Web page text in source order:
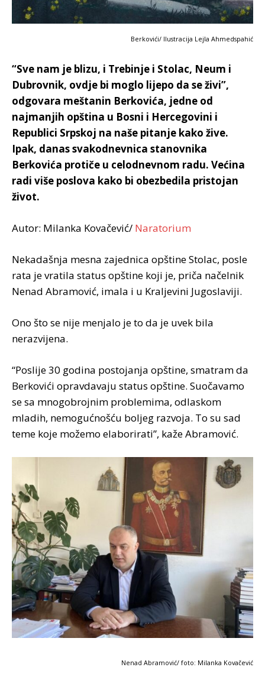
Berkovići/ Ilustracija Lejla Ahmedspahić
“Sve nam je blizu, i Trebinje i Stolac, Neum i
Dubrovnik, ovdje bi moglo lijepo da se živi”,
odgovara meštanin Berkovića, jedne od
najmanjih opština u Bosni i Hercegovini i
Republici Srpskoj na naše pitanje kako žive.
Ipak, danas svakodnevnica stanovnika
Berkovića protiče u celodnevnom radu. Većina
radi više poslova kako bi obezbedila pristojan
život.
Autor: Milanka Kovačević/ Naratorium
Nekadašnja mesna zajednica opštine Stolac, posle
rata je vratila status opštine koji je, priča načelnik
Nenad Abramović, imala i u Kraljevini Jugoslaviji.
Ono što se nije menjalo je to da je uvek bila
nerazvijena.
“Poslije 30 godina postojanja opštine, smatram da
Berkovići opravdavaju status opštine. Suočavamo
se sa mnogobrojnim problemima, odlaskom
mladih, nemogućnošću boljeg razvoja. To su sad
teme koje možemo elaborirati”, kaže Abramović.
Nenad Abramović/ foto: Milanka Kovačević